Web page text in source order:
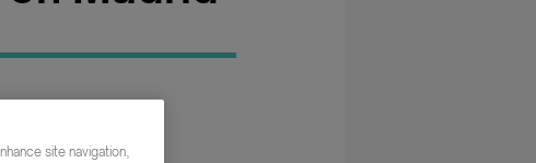
site navigation,